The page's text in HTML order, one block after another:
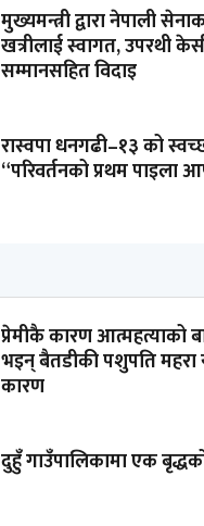
मुख्यमन्त्री द्वारा नेपाली
खत्रीलाई स्वागत, उपरथी
सम्मानसहित विदाइ
रास्वपा धनगढी–१३ को
“परिवर्तनको प्रथम
प्रेमीकै कारण आत्महत्याको
भइन् बैतडीकी पशुपति महरा
कारण
दुहुँ गाउँपालिकामा एक